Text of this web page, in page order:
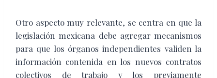
Otro aspecto muy relevante, se centra en que la
legislación mexicana debe agregar mecanismos
para que los órganos independientes validen la
información contenida en los nuevos contratos
colectivos de trabajo y los previamente